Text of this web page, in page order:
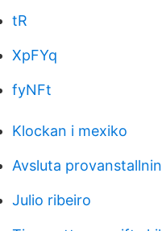
tR
XpFYq
fyNFt
Klockan i mexiko
Avsluta
Julio ribeiro